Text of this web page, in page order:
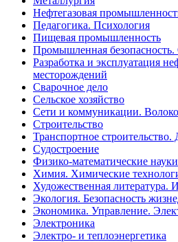
Нефтегазовая
Педагогика. Психология
Пищевая промышленность
Промышленная безопасность.
Разработка и эксплуатация
месторождений
Сварочное дело
Сельское хозяйство
Сети и коммуникации.
Строительство
Транспортное
Судостроение
Физико-математические науки
Химия. Химические
Художественная литература.
Экология. Безопасность
Экономика. Управление.
Электроника
Электро- и теплоэнергетика